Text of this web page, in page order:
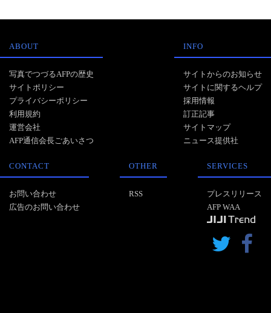
ABOUT
写真でつづるAFPの歴史
サイトポリシー
プライバシーポリシー
利用規約
運営会社
AFP通信会長ごあいさつ
INFO
サイトからのお知らせ
サイトに関するヘルプ
採用情報
訂正記事
サイトマップ
ニュース提供社
CONTACT
お問い合わせ
広告のお問い合わせ
OTHER
RSS
SERVICES
プレスリリース
AFP WAA